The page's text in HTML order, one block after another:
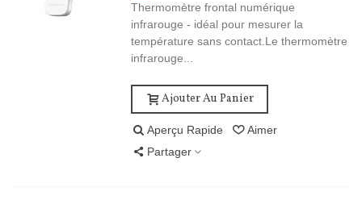
Thermomètre frontal numérique
infrarouge - idéal pour mesurer la
température sans contact.Le thermomètre
infrarouge...
Ajouter Au Panier
Aperçu Rapide
Aimer
Partager